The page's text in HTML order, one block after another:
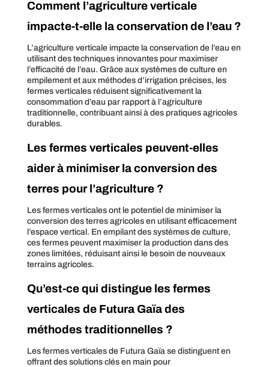
Comment l’agriculture verticale
impacte-t-elle la conservation de l’eau ?
L’agriculture verticale impacte la conservation de l’eau en
utilisant des techniques innovantes pour maximiser
l’efficacité de l’eau. Grâce aux systèmes de culture en
empilement et aux méthodes d’irrigation précises, les
fermes verticales réduisent significativement la
consommation d’eau par rapport à l’agriculture
traditionnelle, contribuant ainsi à des pratiques agricoles
durables.
Les fermes verticales peuvent-elles
aider à minimiser la conversion des
terres pour l’agriculture ?
Les fermes verticales ont le potentiel de minimiser la
conversion des terres agricoles en utilisant efficacement
l’espace vertical. En empilant des systèmes de culture,
ces fermes peuvent maximiser la production dans des
zones limitées, réduisant ainsi le besoin de nouveaux
terrains agricoles.
Qu’est-ce qui distingue les fermes
verticales de Futura Gaïa des
méthodes traditionnelles ?
Les fermes verticales de Futura Gaïa se distinguent en
offrant des solutions clés en main pour